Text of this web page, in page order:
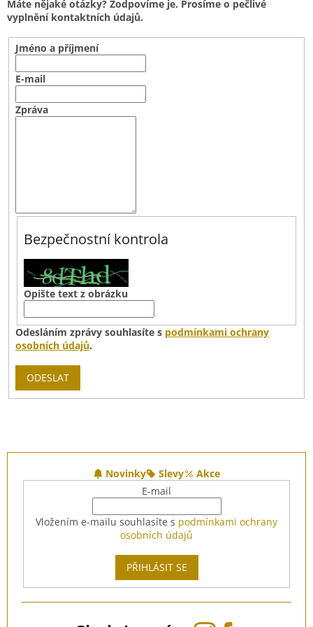
Máte nějaké otázky? Zodpovíme je. Prosíme o pečlivé
vyplnění kontaktních údajů.
Jméno a příjmení
E-mail
Zpráva
Bezpečnostní kontrola
Opište text z obrázku
Odesláním zprávy souhlasíte s podmínkami ochrany
osobních údajů.
ODESLAT
Novinky Slevy
Akce
E-mail
Vložením e-mailu souhlasíte s podmínkami ochrany
osobních údajů
PŘIHLÁSIT SE